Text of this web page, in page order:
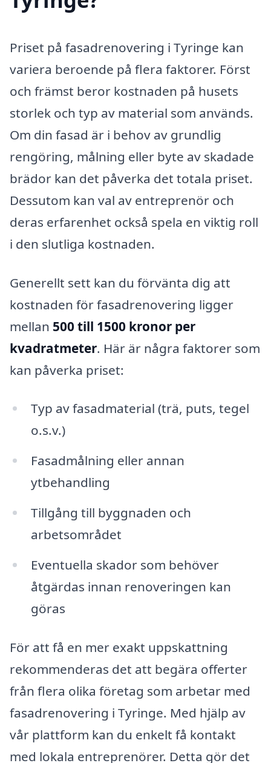
Priset på fasadrenovering i Tyringe kan
variera beroende på flera faktorer. Först
och främst beror kostnaden på husets
storlek och typ av material som används.
Om din fasad är i behov av grundlig
rengöring, målning eller byte av skadade
brädor kan det påverka det totala priset.
Dessutom kan val av entreprenör och
deras erfarenhet också spela en viktig roll
i den slutliga kostnaden.
Generellt sett kan du förvänta dig att
kostnaden för fasadrenovering ligger
mellan 500 till 1500 kronor per
kvadratmeter. Här är några faktorer som
kan påverka priset:
Typ av fasadmaterial (trä, puts, tegel
o.s.v.)
Fasadmålning eller annan
ytbehandling
Tillgång till byggnaden och
arbetsområdet
Eventuella skador som behöver
åtgärdas innan renoveringen kan
göras
För att få en mer exakt uppskattning
rekommenderas det att begära offerter
från flera olika företag som arbetar med
fasadrenovering i Tyringe. Med hjälp av
vår plattform kan du enkelt få kontakt
med lokala entreprenörer. Detta gör det